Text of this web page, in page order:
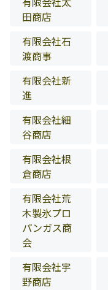
田商店
有限会社石
渡商事
有限会社新
進
有限会社細
谷商店
有限会社根
倉商店
有限会社荒
木製氷プロ
パンガス商
会
有限会社宇
野商店